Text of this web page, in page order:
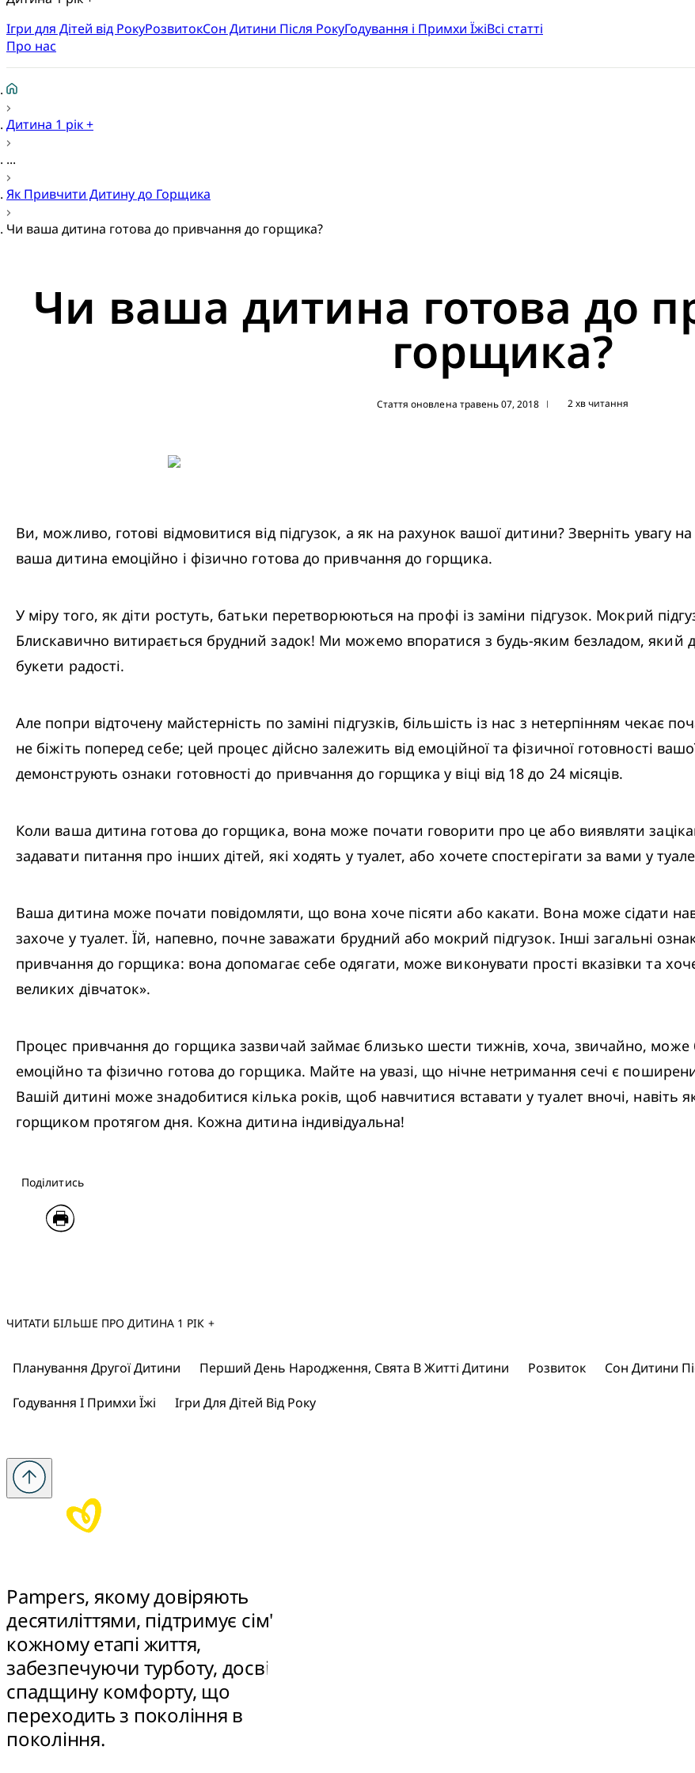
Ігри для Дітей від РокуРозвитокCон Дитини Після РокуГодування і Примхи ЇжіВсі статті
Про нас
Дитина 1 рік +
...
Як Привчити Дитину до Горщика
Чи ваша дитина готова до привчання до горщика?
Чи ваша дитина готова до
горщика?
Стаття оновлена травень 07, 2018 | 2 хв читання
Ви, можливо, готові відмовитися від підгузок, а як на рахунок вашої дитини? Зверніть увагу
ваша дитина емоційно і фізично готова до привчання до горщика.
У міру того, як діти ростуть, батьки перетворюються на профі із заміни підгузок. Мокрий
Блискавично витирається брудний задок! Ми можемо впоратися з будь-яким безладом, який
букети радості.
Але попри відточену майстерність по заміні підгузків, більшість із нас з нетерпінням чекає
не біжіть поперед себе; цей процес дійсно залежить від емоційної та фізичної готовності
демонструють ознаки готовності до привчання до горщика у віці від 18 до 24 місяців.
Коли ваша дитина готова до горщика, вона може почати говорити про це або виявляти
задавати питання про інших дітей, які ходять у туалет, або хочете спостерігати за вами у
Ваша дитина може почати повідомляти, що вона хоче пісяти або какати. Вона може сідати
захоче у туалет. Їй, напевно, почне заважати брудний або мокрий підгузок. Інші загальні
привчання до горщика: вона допомагає себе одягати, може виконувати прості вказівки та
великих дівчаток».
Процес привчання до горщика зазвичай займає близько шести тижнів, хоча, звичайно,
емоційно та фізично готова до горщика. Майте на увазі, що нічне нетримання сечі є
Вашій дитині може знадобитися кілька років, щоб навчитися вставати у туалет вночі, навіть
горщиком протягом дня. Кожна дитина індивідуальна!
Поділитись
ЧИТАТИ БІЛЬШЕ ПРО ДИТИНА 1 РІК +
Планування Другої Дитини Перший День Народження, Свята В Житті Дитини Розвиток Cон Дитини
Годування І Примхи Їжі
Ігри Для Дітей Від Року
Pampers, якому довіряють
десятиліттями, підтримує сім'ї на
кожному етапі життя,
забезпечуючи турботу, досвід та
спадщину комфорту, що
переходить з покоління в
покоління.